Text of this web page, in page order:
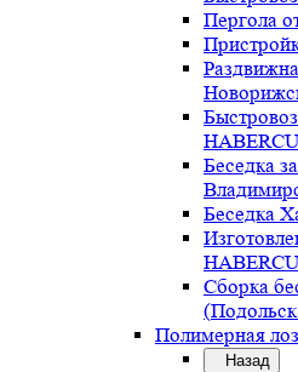
Пергола
Беседка
Беседка
Сборка
Полимерная
Назад